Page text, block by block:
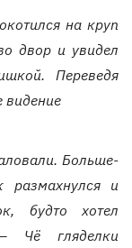
на круп
двор и увидел
Переведя
видение
Больше-
и
будто хотел
Чё гляделки